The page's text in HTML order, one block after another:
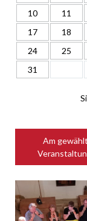
10
11
17
18
24
25
31
Am